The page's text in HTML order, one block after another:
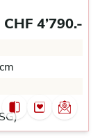
CHF 4’790.-